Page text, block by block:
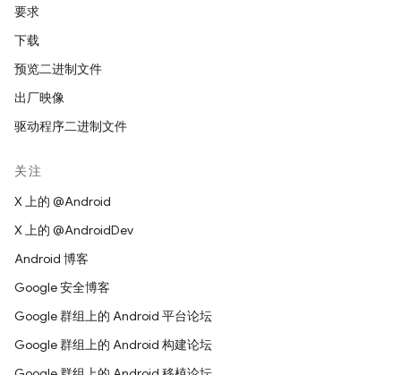
要求
下载
预览二进制文件
出厂映像
驱动程序二进制文件
关注
X 上的 @Android
X 上的 @AndroidDev
Android 博客
Google 安全博客
Google 群组上的 Android 平台论坛
Google 群组上的 Android 构建论坛